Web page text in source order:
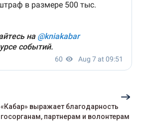
«Кабар» выражает благодарность
госорганам, партнерам и волонтерам